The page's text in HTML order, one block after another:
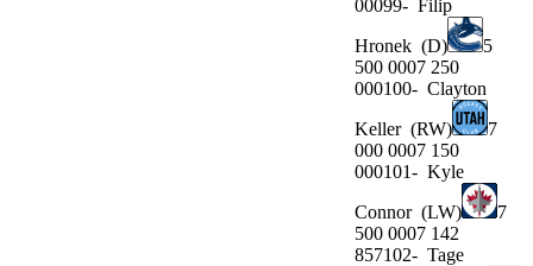
00099- Filip
Hronek (D)
5
500 0007 250
000100- Clayton
Keller(RW)
7
000 0007 150
000101- Kyle
Connor(LW)
7
500 0007 142
857102- Tage